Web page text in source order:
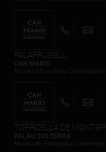
PALAFRUGELL
TORROELLA DE MONTGRÍ